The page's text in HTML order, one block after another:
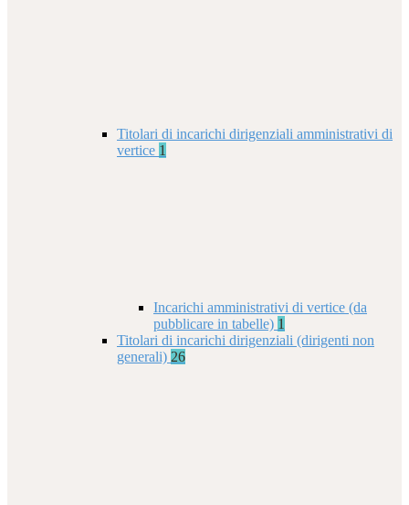
Titolari di incarichi dirigenziali amministrativi di
vertice 1
Incarichi amministrativi di vertice (da
pubblicare in tabelle) 1
Titolari di incarichi dirigenziali (dirigenti non
generali) 26